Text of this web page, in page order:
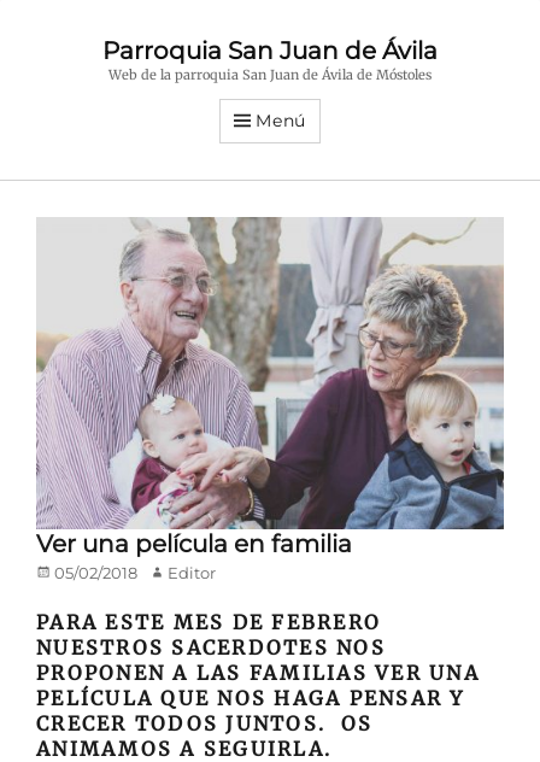
Parroquia San Juan de Ávila
Web de la parroquia San Juan de Ávila de Móstoles
Menú
Ver una película en familia
Publicado
05/02/2018 Autor
Editor
PARA ESTE MES DE FEBRERO
NUESTROS SACERDOTES NOS
PROPONEN A LAS FAMILIAS VER UNA
PELÍCULA QUE NOS HAGA PENSAR Y
CRECER TODOS JUNTOS. OS
ANIMAMOS A SEGUIRLA.